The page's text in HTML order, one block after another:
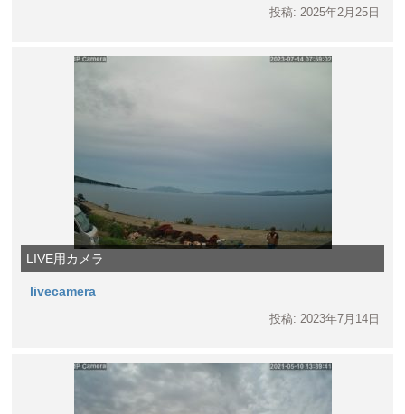
投稿: 2025年2月25日
LIVE用カメラ
livecamera
投稿: 2023年7月14日